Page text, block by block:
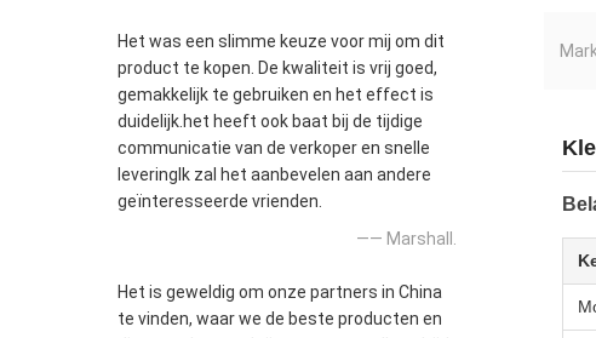
Het was een slimme keuze voor mij om dit
product te kopen. De kwaliteit is vrij goed,
gemakkelijk te gebruiken en het effect is
duidelijk.het heeft ook baat bij de tijdige
communicatie van de verkoper en snelle
leveringIk zal het aanbevelen aan andere
geïnteresseerde vrienden.
—— Marshall.
Het is geweldig om onze partners in China
te vinden, waar we de beste producten en